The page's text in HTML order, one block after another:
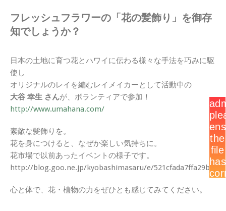
フレッシュフラワーの「花の髪飾り」を御存
知でしょうか？
日本の土地に育つ花とハワイに伝わる様々な手法を巧みに駆
使し
オリジナルのレイを編むレイメイカーとして活動中の
大谷 幸生 さんが、ボランティアで参加！
http://www.umahana.com/
素敵な髪飾りを。
花を身につけると、なぜか楽しい気持ちに。
花市場で以前あったイベントの様子です。
http://blog.goo.ne.jp/kyobashimasaru/e/
心と体で、花・植物の力をぜひとも感じてみてください。